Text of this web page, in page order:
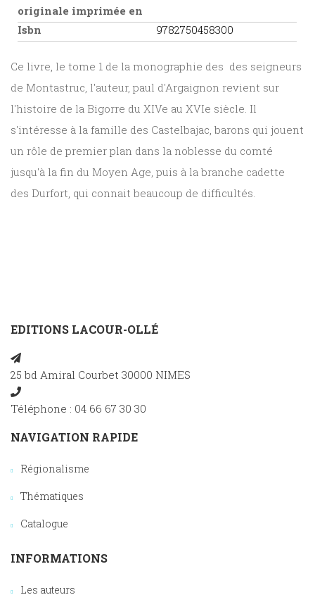
originale imprimée en
Isbn 9782750458300
Ce livre, le tome 1 de la monographie des des seigneurs
de Montastruc, l'auteur, paul d'Argaignon revient sur
l'histoire de la Bigorre du XIVe au XVIe siècle. Il
s'intéresse à la famille des Castelbajac, barons qui jouent
un rôle de premier plan dans la noblesse du comté
jusqu'à la fin du Moyen Age, puis à la branche cadette
des Durfort, qui connait beaucoup de difficultés.
EDITIONS LACOUR-OLLÉ
25 bd Amiral Courbet 30000 NIMES
Téléphone : 04 66 67 30 30
NAVIGATION RAPIDE
Régionalisme
Thématiques
Catalogue
INFORMATIONS
Les auteurs